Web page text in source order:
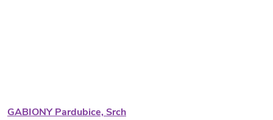
GABIONY Pardubice, Srch